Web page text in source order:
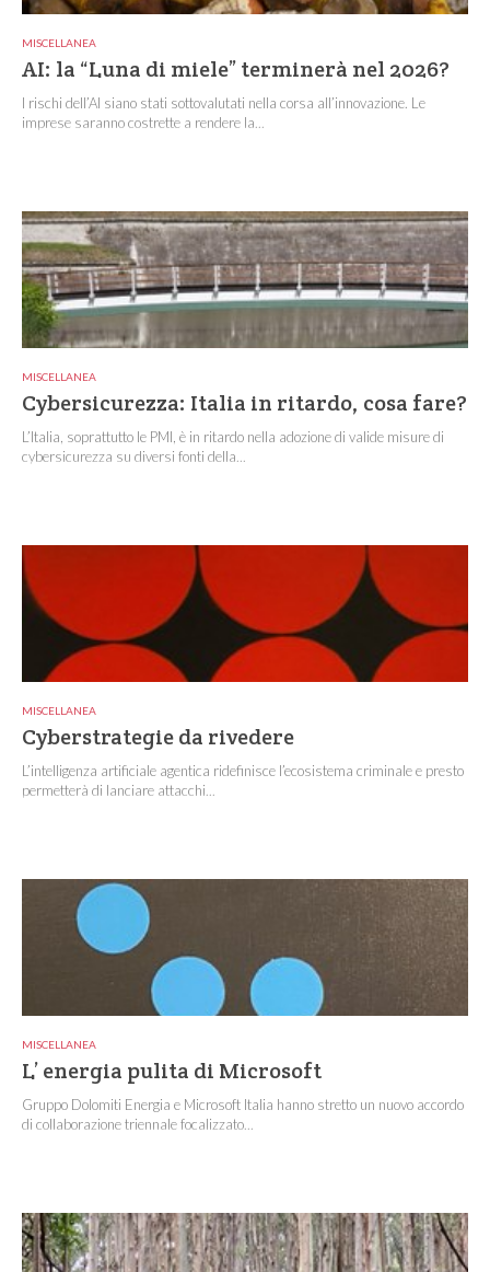
MISCELLANEA
AI: la “Luna di miele” terminerà nel 2026?
I rischi dell’AI siano stati sottovalutati nella corsa all’innovazione. Le
imprese saranno costrette a rendere la...
MISCELLANEA
Cybersicurezza: Italia in ritardo, cosa fare?
L’Italia, soprattutto le PMI, è in ritardo nella adozione di valide misure di
cybersicurezza su diversi fonti della...
MISCELLANEA
Cyberstrategie da rivedere
L’intelligenza artificiale agentica ridefinisce l’ecosistema criminale e presto
permetterà di lanciare attacchi...
MISCELLANEA
L’ energia pulita di Microsoft
Gruppo Dolomiti Energia e Microsoft Italia hanno stretto un nuovo accordo
di collaborazione triennale focalizzato...